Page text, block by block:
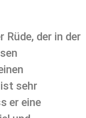
der in der
sehr
er eine